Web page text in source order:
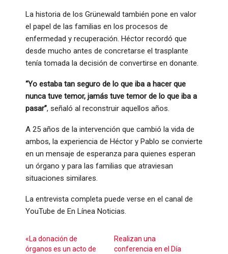
La historia de los Grünewald también pone en valor
el papel de las familias en los procesos de
enfermedad y recuperación. Héctor recordó que
desde mucho antes de concretarse el trasplante
tenía tomada la decisión de convertirse en donante.
“Yo estaba tan seguro de lo que iba a hacer que
nunca tuve temor, jamás tuve temor de lo que iba a
pasar”, señaló al reconstruir aquellos años.
A 25 años de la intervención que cambió la vida de
ambos, la experiencia de Héctor y Pablo se convierte
en un mensaje de esperanza para quienes esperan
un órgano y para las familias que atraviesan
situaciones similares.
La entrevista completa puede verse en el canal de
YouTube de En Línea Noticias.
«La donación de
órganos es un acto de
Realizan una
conferencia en el Día